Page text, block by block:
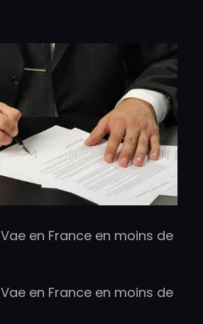
en France en moins de
en France en moins de